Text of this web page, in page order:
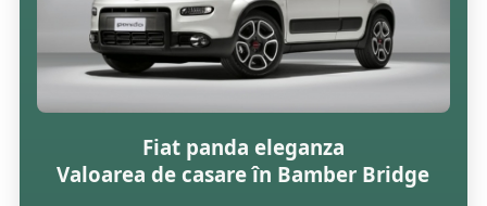
Fiat panda eleganza
Valoarea de casare în Bamber Bridge